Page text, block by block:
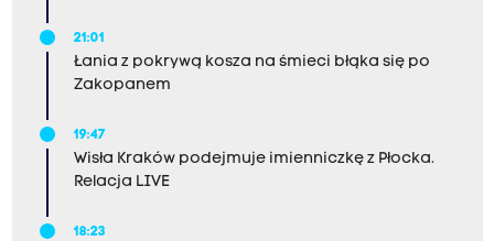
21:01
Łania z pokrywą kosza na śmieci błąka się po
Zakopanem
19:47
Wisła Kraków podejmuje imienniczkę z Płocka.
Relacja LIVE
18:23